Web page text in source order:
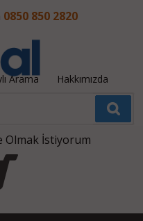
0850 850 2820
Arama Hakkımızda
Olmak İstiyorum